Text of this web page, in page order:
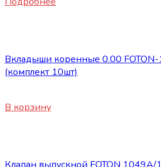
Вкладыши коренные 0.00
(комплект 10шт)
В корзину